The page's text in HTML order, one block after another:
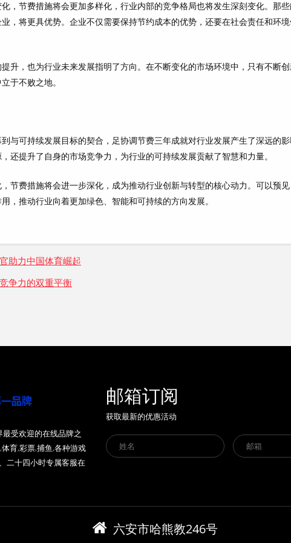
，节费措施将会更加多样化，行业内部的竞争格局也将发生深刻变化。那
，将更具优势。企业不仅需要保持节约成本的优势，还要在社会责任和环
升，也为行业未来发展指明了方向。在不断变化的市场环境中，只有不断创
于不败之地。
与可持续发展目标的契合，足协调节费三年成就对行业发展产生了深远的影
还提升了自身的市场竞争力，为行业的可持续发展贡献了智慧和力量。
节费措施将会进一步深化，成为推动行业创新与转型的核心动力。可以预见
，推动行业向着更加绿色、智能和可持续的方向发展。
助力中国体育崛起
争力的双重平衡
最受欢迎的在线品牌之
育,彩票,捕鱼,各种游戏
二十四小时专属客服在
邮箱订阅
获取最新的优惠活动
六安市哈熊教246号